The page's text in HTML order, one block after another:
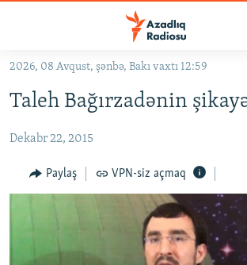
Əsas
qayıt
naviqasiyaya
Axtarışa
KORRUPSIOMETR
#ƏSLINDƏ
FƏRQƏ BAX
QANUNI DOĞRU
ARAŞDIRMA
2026, 08 Avqust, şənbə, Bakı vaxtı 12:59
Taleh Bağırzadənin
Dekabr 22, 2015
Paylaş VPN-siz açmaq